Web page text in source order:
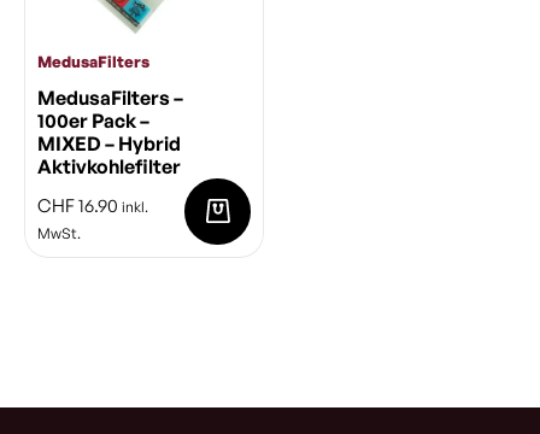
MedusaFilters
MedusaFilters –
100er Pack –
MIXED – Hybrid
Aktivkohlefilter
CHF16.90 inkl.
MwSt.